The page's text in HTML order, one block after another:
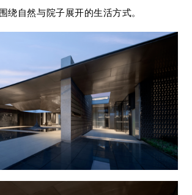
自然与院子展开的生活方式。